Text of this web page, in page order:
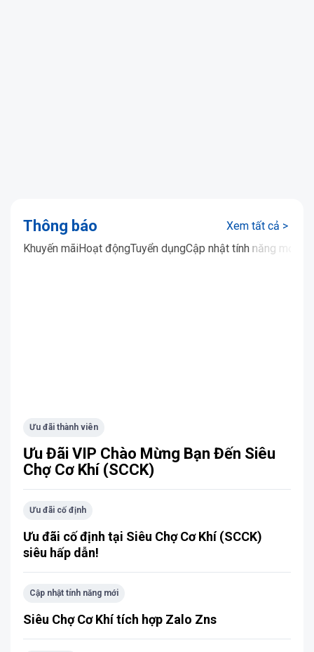
Thông báo
Xem tất cả >
Khuyến mãiHoạt độngTuyển dụngCập nhật tính năng mới
Ưu đãi thành viên
Ưu Đãi VIP Chào Mừng Bạn Đến Siêu
Chợ Cơ Khí (SCCK)
Ưu đãi cố định
Ưu đãi cố định tại Siêu Chợ Cơ Khí (SCCK)
siêu hấp dẫn!
Cập nhật tính năng mới
Siêu Chợ Cơ Khí tích hợp Zalo Zns